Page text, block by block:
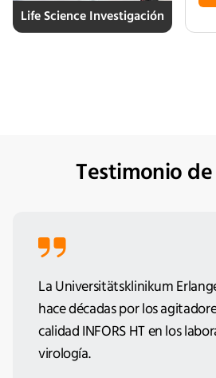
Life Science Investigación
Testimonio
La Universitätsklinikum
hace décadas por los
calidad INFORS HT en los
virología.